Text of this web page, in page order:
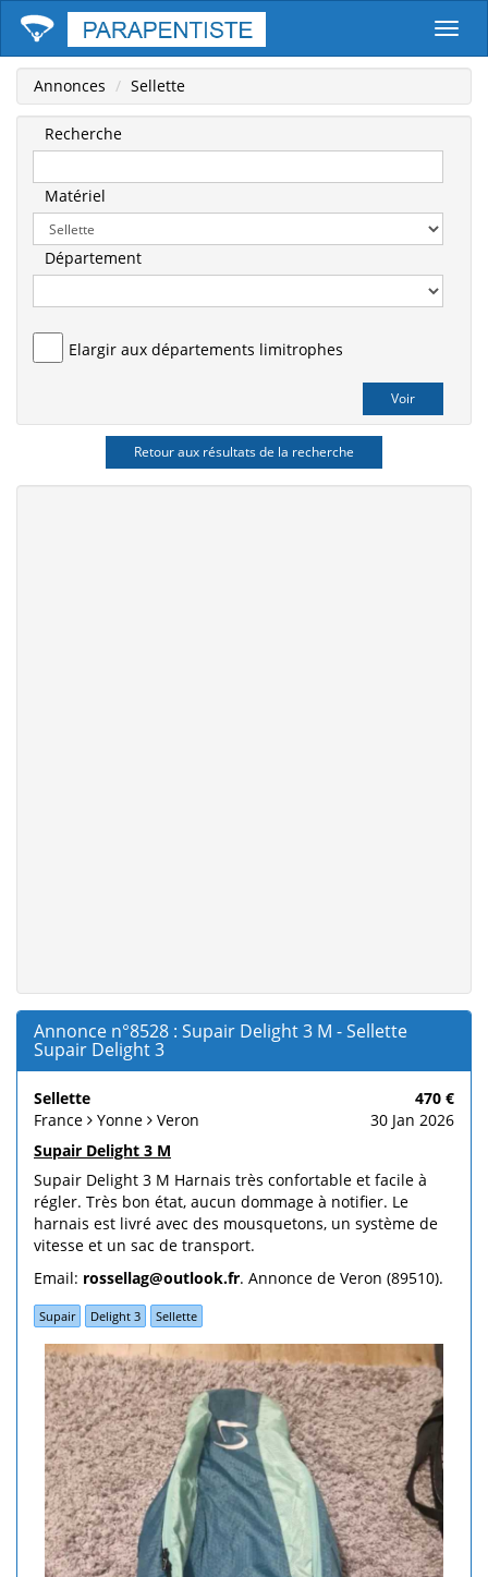
Annonces Sellette
Recherche
Matériel
Département
Elargir aux départements limitrophes
Retour aux résultats de la recherche
Annonce n°8528 : Supair Delight 3 M - Sellette
Supair Delight 3
Sellette
470 €
France
Yonne Veron
30 Jan 2026
Supair Delight 3 M
Supair Delight 3 M Harnais très confortable et facile à
régler. Très bon état, aucun dommage à notifier. Le
harnais est livré avec des mousquetons, un système de
vitesse et un sac de transport.
Email: rossellag@outlook.fr. Annonce de Veron (89510).
Supair Delight 3 Sellette